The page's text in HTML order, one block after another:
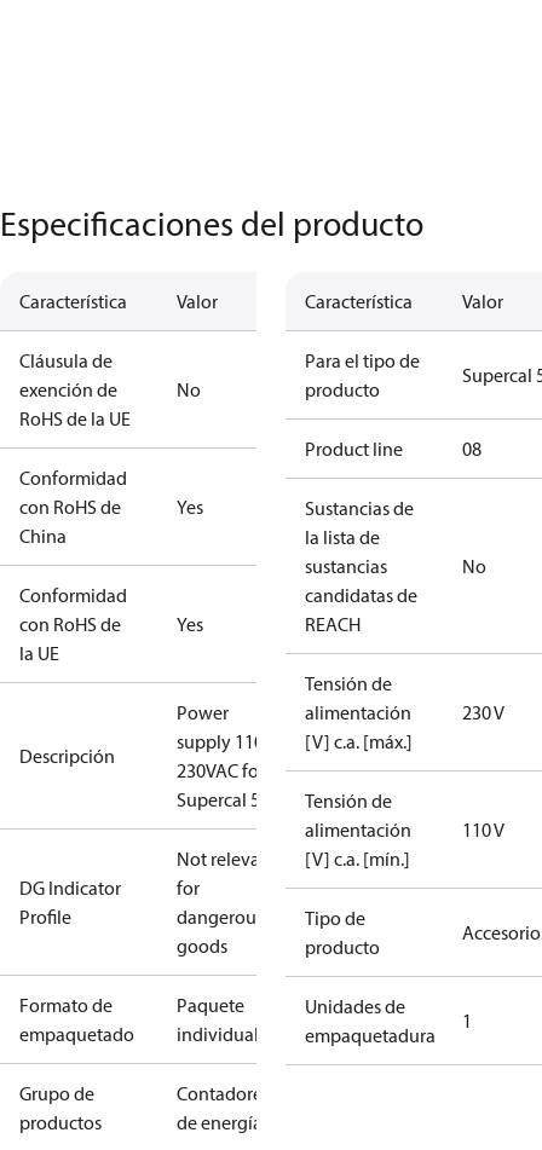
Especificaciones del producto
Característica Valor
Cláusula de
exención de
RoHS de la UE
No
Conformidad
con RoHS de
China
Yes
Conformidad
con RoHS de
la UE
Yes
Descripción
Power
supply 110-
230VAC for
Supercal 5
DG Indicator
Profile
Not relevant
for
dangerous
goods
Formato de
empaquetado
Paquete
individual
Grupo de
productos
Contadores
de energía
Característica Valor
Para el tipo de
producto
Supercal
Product line 08
Sustancias de
la lista de
sustancias
candidatas de
REACH
No
Tensión de
alimentación
[V] c.a. [máx.]
230 V
Tensión de
alimentación
[V] c.a. [mín.]
110 V
Tipo de
producto
Unidades de
empaquetadura
1